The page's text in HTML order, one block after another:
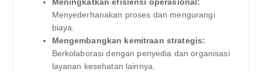
Meningkatkan efisiensi operasional:
Menyederhanakan proses dan mengurangi
biaya.
Mengembangkan kemitraan strategis:
Berkolaborasi dengan penyedia dan organisasi
layanan kesehatan lainnya.